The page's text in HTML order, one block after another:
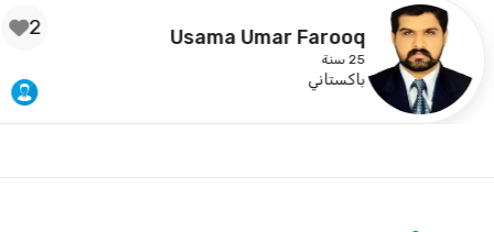
Usama Umar Farooq
25 سنة
باكستاني
2